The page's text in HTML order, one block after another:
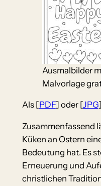
Ausmalbilder
Malvorlage
Als [PDF] oder [JPG
Zusammenfassend
Küken an Ostern
Bedeutung hat. Es
Erneuerung und
christlichen